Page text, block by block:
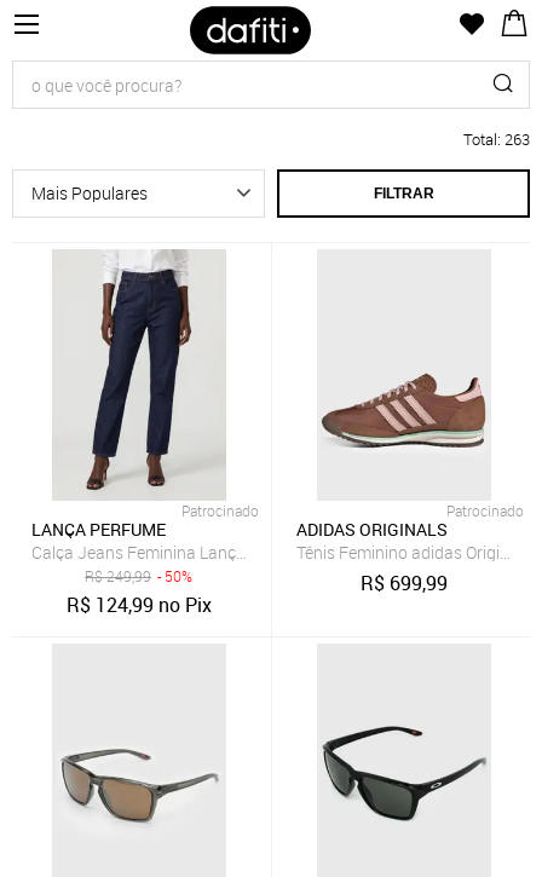
Total: 263
FILTRAR
Patrocinado
LANÇA PERFUME
Calça Jeans Feminina Lança Perfume Mom Luna Azul
R$249,99 - 50%
R$ 124,99 no Pix
Patrocinado
ADIDAS ORIGINALS
Tênis Feminino adidas Originals
R$ 699,99